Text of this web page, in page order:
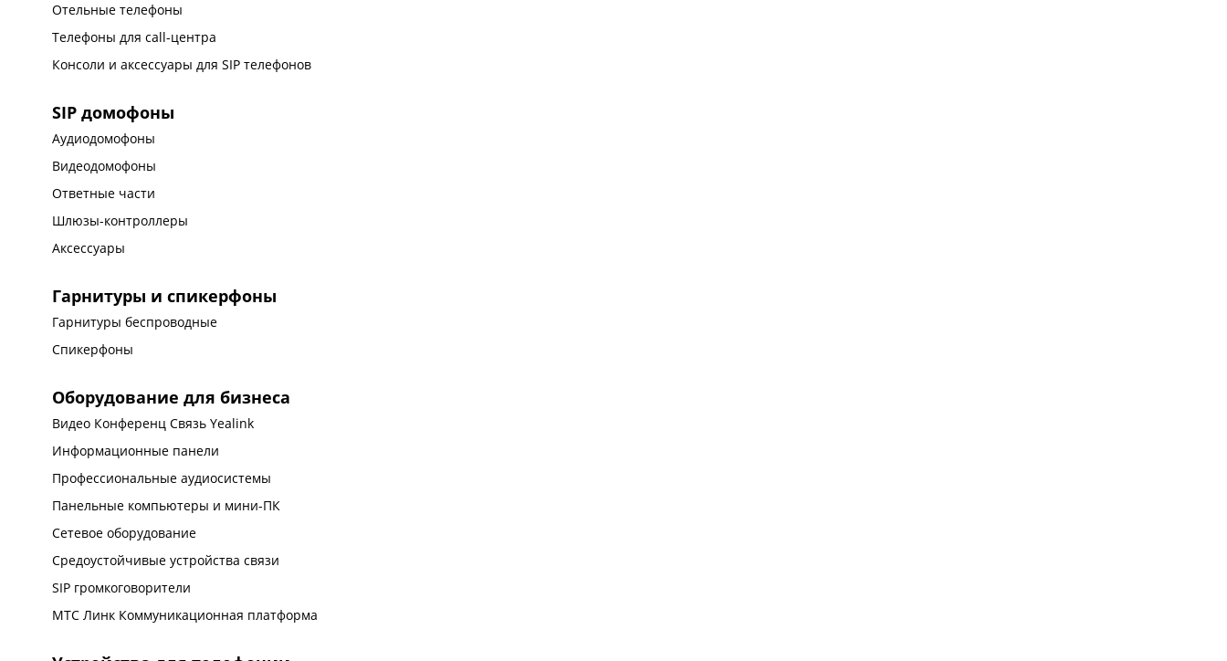
Отельные телефоны
Телефоны для call-центра
Консоли и аксессуары для SIP телефонов
SIP домофоны
Аудиодомофоны
Видеодомофоны
Ответные части
Шлюзы-контроллеры
Аксессуары
Гарнитуры и спикерфоны
Гарнитуры беспроводные
Спикерфоны
Оборудование для бизнеса
Видео Конференц Связь Yealink
Информационные панели
Профессиональные аудиосистемы
Панельные компьютеры и мини-ПК
Сетевое оборудование
Средоустойчивые устройства связи
SIP громкоговорители
МТС Линк Коммуникационная платформа